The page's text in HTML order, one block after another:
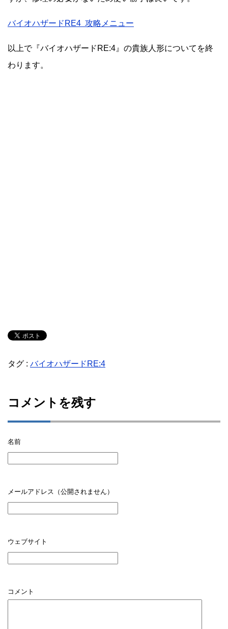
バイオハザードRE4 攻略メニュー
以上で『バイオハザードRE:4』の貴族人形についてを終
わります。
タグ : バイオハザードRE:4
コメントを残す
名前
メールアドレス（公開されません）
ウェブサイト
コメント